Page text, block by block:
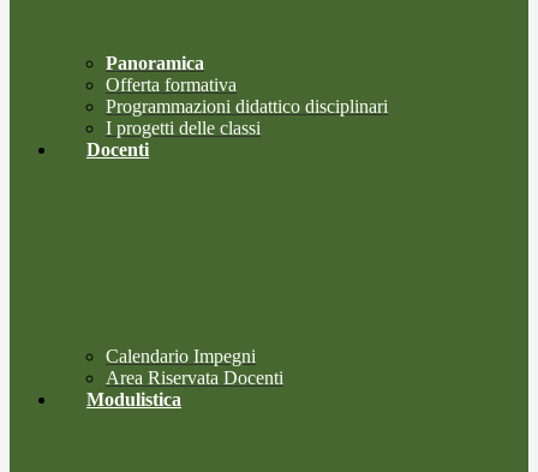
Panoramica
Offerta formativa
Programmazioni didattico disciplinari
I progetti delle classi
Docenti
Calendario Impegni
Area Riservata Docenti
Modulistica